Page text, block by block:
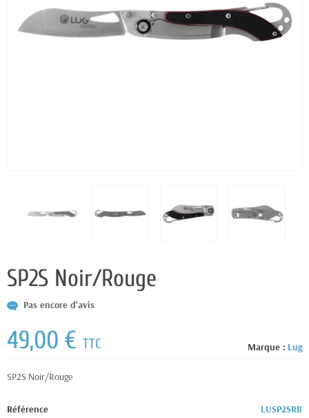
SP2S Noir/Rouge
Pas encore d'avis
Marque : Lug
49,00 € TTC
SP2S Noir/Rouge
Référence LUSP2SRB